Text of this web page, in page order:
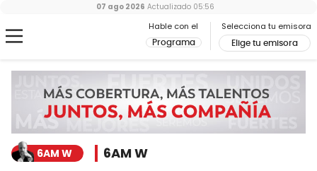
Hable con el
Programa
Selecciona tu emisora
Elige tu emisora
07 ago 2026 Actualizado 05:56
6AM W 6AM W